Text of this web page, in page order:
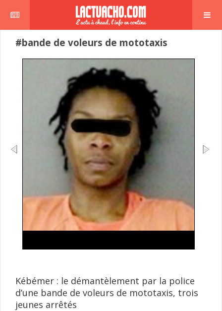
#bande de voleurs de mototaxis
a ...
lire plus
Kébémer : le démantèlement par la police
d’une bande de voleurs de mototaxis, trois
jeunes arrêtés